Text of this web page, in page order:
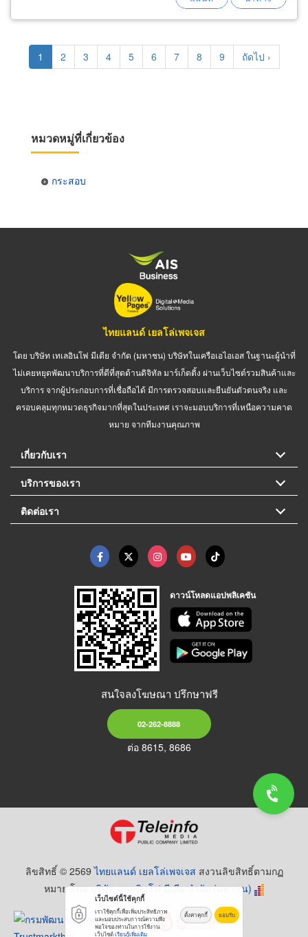
Pagination
Current
page
1 Page
2 Page
3 Page
4 Page
5 Page
6 Page
7 Page
8 Page
9
Next
page
ถัดไป ›
หมวดหมู่ที่เกี่ยวข้อง
กระสอบ
ไทยแลนด์ เยลโล่เพจเจส
โดย บริษัท เทเลอินโฟ มีเดีย จำกัด (มหาชน) บริษัทในเครือเอไอเอส ในฐานะผู้นำที่
ไม่เคยหยุดพัฒนาบริการที่ดีที่สุดด้านดิจิทัล มาร์เก็ตติ้ง ผ่านเว็บไซต์รวมสินค้าและ
บริการ จากผู้ประกอบการที่เชื่อถือได้ มีการตรวจสอบและยืนยันตัวตนจริง และ
ครอบคลุมทุกหมวดธุรกิจมากที่สุดในประเทศ เราจะมอบบริการที่เหนือความคาด
หมาย จากทีมงานคุณภาพ
เกี่ยวกับเรา
บริการของเรา
ติดต่อเรา
ดาวน์โหลดแอปพลิเคชัน
สนใจลงโฆษณา ปรึกษาฟรี
02-262-8888
ต่อ 8615, 8686
ลิขสิทธิ์ © 2569ไทยแลนด์ เยลโล่เพจเจส สงวนลิขสิทธิ์ตามกฏ
หมาย โดยบริษัท เทเลอินโฟ มีเดีย จำกัด (มหาชน)
เว็บไซต์นี้ใช้คุกกี้
เราใช้คุกกี้เพื่อเพิ่มประสิทธิภาพ
และมอบประสบการณ์ความพึง
พอใจของท่านในการใช้งาน
เว็บไซต์เรียนรู้เพิ่มเติม
ตั้งค่าคุกกี้ ยอมรับ